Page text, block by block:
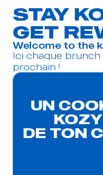
Ici chaque brunch
prochain !
UN
KOZY
DE TON